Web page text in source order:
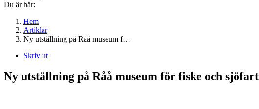
Du är här:
Hem
Artiklar
Ny utställning på Råå museum f…
Skriv ut
Ny utställning på Råå museum för fiske och sjöfart